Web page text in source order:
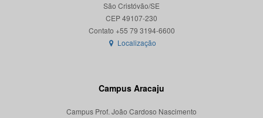
São Cristóvão/SE
CEP 49107-230
Localização
Campus Aracaju
Campus Prof. João Cardoso Nascimento